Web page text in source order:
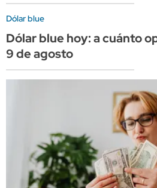
Dólar blue
Dólar blue hoy: a cuánto
9 de agosto